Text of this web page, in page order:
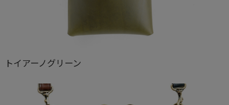
トイアーノグリーン